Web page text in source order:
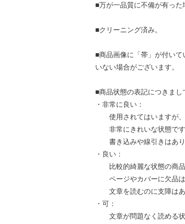
■万が一品質に不備が有った
■クリーニング済み。
■商品画像に「帯」が付い
いない場合がございます。
■商品状態の表記につきまし
・非常に良い：
使用されてはいますが、
非常にきれいな状態です
書き込みや線引きはあり
・良い：
比較的綺麗な状態の商品
ページやカバーに欠品は
文章を読むのに支障はあ
・可：
文章が問題なく読める状